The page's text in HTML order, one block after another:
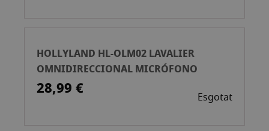
HOLLYLAND HL-OLM02 LAVALIER
OMNIDIRECCIONAL MICRÓFONO
28,99 € Esgotat